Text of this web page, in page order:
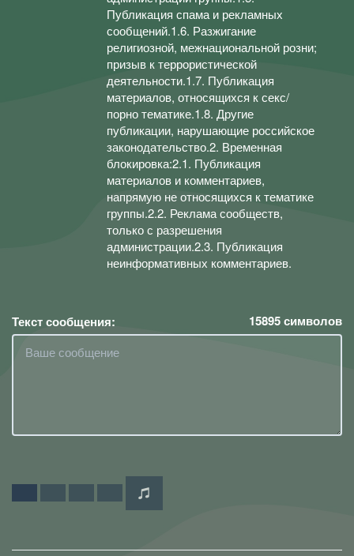
Публикация спама и рекламных
сообщений.1.6. Разжигание
религиозной, межнациональной розни;
призыв к террористической
деятельности.1.7. Публикация
материалов, относящихся к секс/
порно тематике.1.8. Другие
публикации, нарушающие российское
законодательство.2. Временная
блокировка:2.1. Публикация
материалов и комментариев,
напрямую не относящихся к тематике
группы.2.2. Реклама сообществ,
только с разрешения
администрации.2.3. Публикация
неинформативных комментариев.
Текст сообщения: 15895символов